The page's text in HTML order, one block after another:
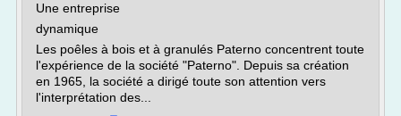
Une entreprise
dynamique
Les poêles à bois et à granulés Paterno concentrent toute
l'expérience de la société "Paterno". Depuis sa création
en 1965, la société a dirigé toute son attention vers
l'interprétation des...